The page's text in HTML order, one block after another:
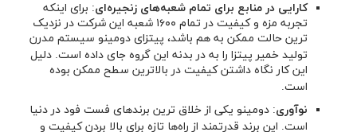
کارایی در منابع برای تمام شعبه‌های زنجیره‌ای: برای اینکه
تجربه مزه و کیفیت در تمام ۱۶۰۰ شعبه این شرکت در نزدیک
ترین حالت ممکن به هم باشد، پیتزای دومینو سیستم مدرن
تولید خمیر پیتزا را به در بدنه این گروه جای داده است. دلیل
این کار نگاه داشتن کیفیت در بالاترین سطح ممکن بوده
است.
نوآوری: دومینو یکی از خلاق ترین برندهای فست فود در دنیا
است. این برند قدرتمند از راه‌ها تازه برای بالا بردن کیفیت و